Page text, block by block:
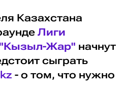
Казахстана
Лиги
Жар" начнут
сыграть
- о том, что нужно